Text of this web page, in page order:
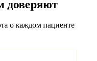
доверяют
о каждом пациенте